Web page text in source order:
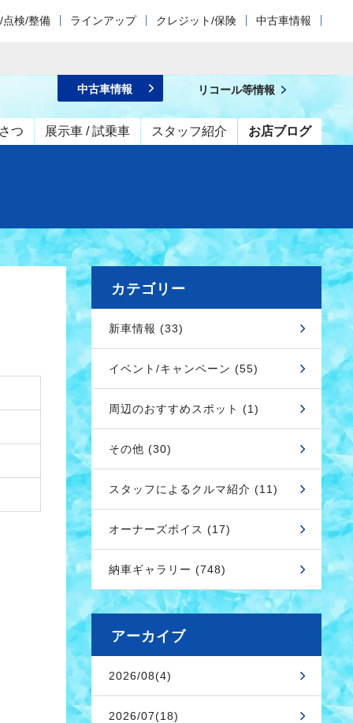
点検/整備 ラインアップ クレジット/保険 中古車情報
つ 展示車 / 試乗車 スタッフ紹介 お店ブログ
中古車情報 リコール等情報
カテゴリー
新車情報 (33)
イベント/キャンペーン (55)
周辺のおすすめスポット (1)
その他 (30)
スタッフによるクルマ紹介 (11)
オーナーズボイス (17)
納車ギャラリー (748)
アーカイブ
2026/08(4)
2026/07(18)